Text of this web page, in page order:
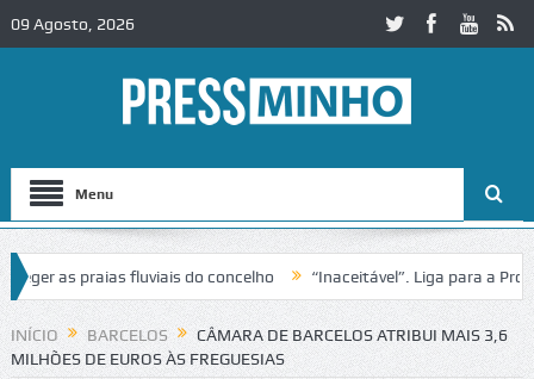
09 Agosto, 2026
Menu
as praias fluviais do concelho “Inaceitável”. Liga para a
de trânsito no IC2 em Alcobaça Igreja do Castelo de
INÍCIO BARCELOS
CÂMARA DE BARCELOS ATRIBUI MAIS 3,6
MILHÕES DE EUROS ÀS FREGUESIAS